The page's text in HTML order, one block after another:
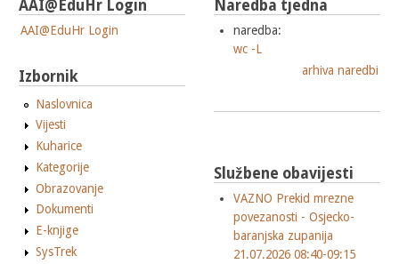
AAI@EduHr Login
AAI@EduHr Login
Izbornik
Naslovnica
Vijesti
Kuharice
Kategorije
Obrazovanje
Dokumenti
E-knjige
SysTrek
Naredba tjedna
naredba:
wc -L
arhiva naredbi
Službene obavijesti
VAZNO Prekid mrezne
povezanosti - Osjecko-
baranjska zupanija
21.07.2026 08:40-09:15